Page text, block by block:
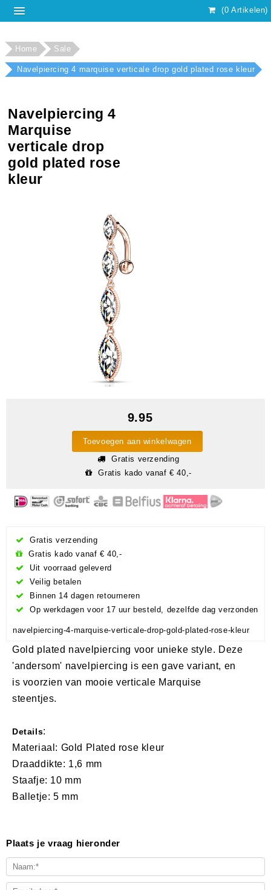
(0 Artikelen)
Home Sale
Navelpiercing 4 marquise verticale drop gold plated rose kleur
Navelpiercing 4
Marquise
verticale drop
gold plated rose
kleur
9.95
Toevoegen aan winkelwagen
Gratis verzending
Gratis kado vanaf € 40,-
Gratis verzending
Gratis kado vanaf € 40,-
Uit voorraad geleverd
Veilig betalen
Binnen 14 dagen retourneren
Op werkdagen voor 17 uur besteld, dezelfde dag verzonden
navelpiercing-4-marquise-verticale-drop-gold-plated-rose-kleur
Gold plated navelpiercing voor unieke style. Deze
'andersom' navelpiercing is een gave variant, en
is voorzien van mooie verticale Marquise
steentjes.
Details:
Materiaal: Gold Plated rose kleur
Draaddikte: 1,6 mm
Staafje: 10 mm
Balletje: 5 mm
Plaats je vraag hieronder